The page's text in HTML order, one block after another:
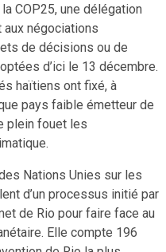
COP25, une délégation
négociations
de décisions ou de
d’ici le 13 décembre.
haïtiens ont fixé, à
pays faible émetteur de
plein fouet les
Nations Unies sur les
d’un processus initié par
de Rio pour faire face au
Elle compte 196